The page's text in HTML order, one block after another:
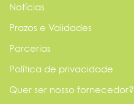
Notícias
Prazos e Validades
Parcerias
Política de privacidade
Quer ser nosso fornecedor?